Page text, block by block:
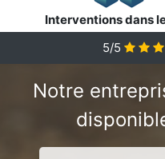
Interventions dans
5/5
Notre